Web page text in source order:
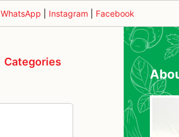
WhatsApp Instagram Facebook
Categories